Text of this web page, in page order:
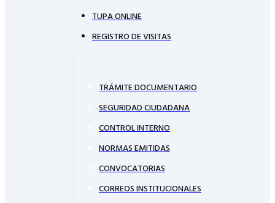
TUPA ONLINE
REGISTRO DE VISITAS
TRÁMITE DOCUMENTARIO
SEGURIDAD CIUDADANA
CONTROL INTERNO
NORMAS EMITIDAS
CONVOCATORIAS
CORREOS INSTITUCIONALES